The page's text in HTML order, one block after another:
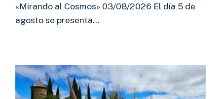
«Mirando al Cosmos» 03/08/2026 El día 5 de
agosto se presenta…